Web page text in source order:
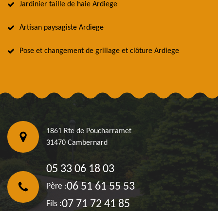
Jardinier taille de haie Ardiege
Artisan paysagiste Ardiege
Pose et changement de grillage et clôture Ardiege
1861 Rte de Poucharramet
31470 Cambernard
05 33 06 18 03
Père :06 51 61 55 53
Fils :07 71 72 41 85